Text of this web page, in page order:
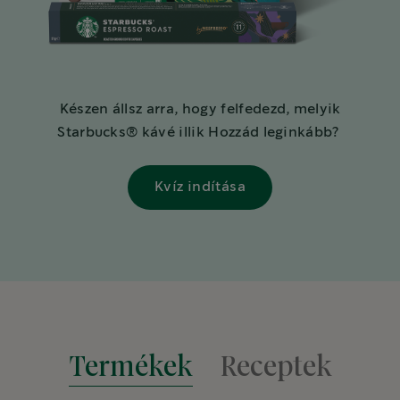
Készen állsz arra, hogy felfedezd, melyik
Starbucks® kávé illik Hozzád leginkább?
Kvíz indítása
Termékek Receptek